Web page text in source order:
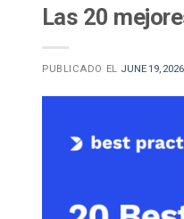
Las 20
PUBLICADO EL JUNE 19, 2026